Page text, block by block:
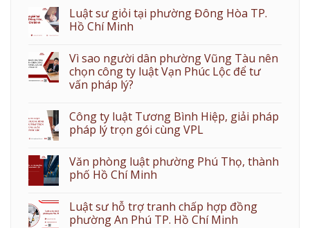
Luật sư giỏi tại phường Đông Hòa TP.
Hồ Chí Minh
Vì sao người dân phường Vũng Tàu nên
chọn công ty luật Vạn Phúc Lộc để tư
vấn pháp lý?
Công ty luật Tương Bình Hiệp, giải pháp
pháp lý trọn gói cùng VPL
Văn phòng luật phường Phú Thọ, thành
phố Hồ Chí Minh
Luật sư hỗ trợ tranh chấp hợp đồng
phường An Phú TP. Hồ Chí Minh